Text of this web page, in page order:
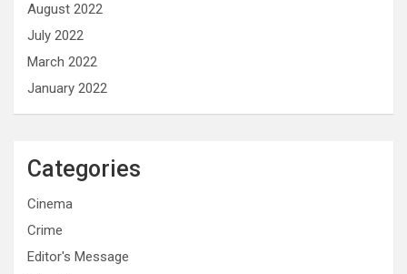
August 2022
July 2022
March 2022
January 2022
Categories
Cinema
Crime
Editor's Message